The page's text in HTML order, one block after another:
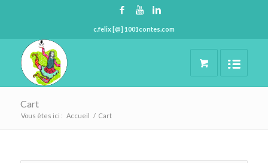
c.felix [@] 1001contes.com
Cart
Vous êtes ici : Accueil / Cart